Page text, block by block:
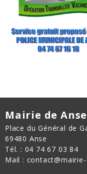
Mairie de Anse
Place du Général de
69480 Anse
Tél. : 04 74 67 03 84
Mail :